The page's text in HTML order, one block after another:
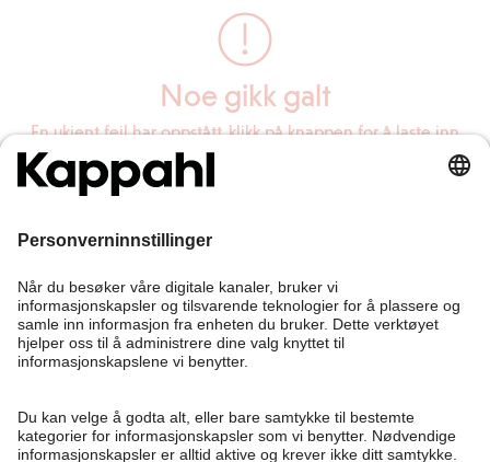
Noe gikk galt
En ukjent feil har oppstått, klikk på knappen for å laste inn
siden på nytt.